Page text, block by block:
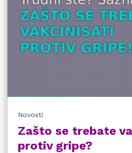
Novosti
Zašto se trebate
protiv gripe?